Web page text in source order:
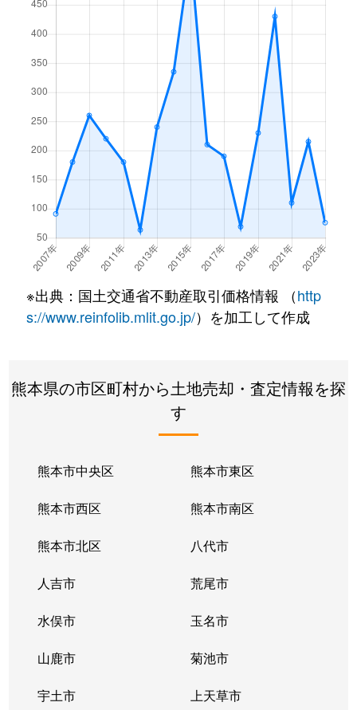
※出典：国土交通省不動産取引価格情報 （http
s://www.reinfolib.mlit.go.jp/）を加工して作成
熊本県の市区町村から土地売却・査定情報を探
す
熊本市中央区 熊本市東区
熊本市西区 熊本市南区
熊本市北区 八代市
人吉市 荒尾市
水俣市 玉名市
山鹿市 菊池市
宇土市 上天草市